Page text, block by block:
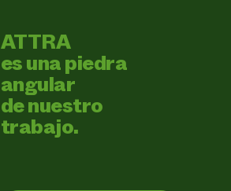
ATTRA
es una piedra
angular
de nuestro
trabajo.